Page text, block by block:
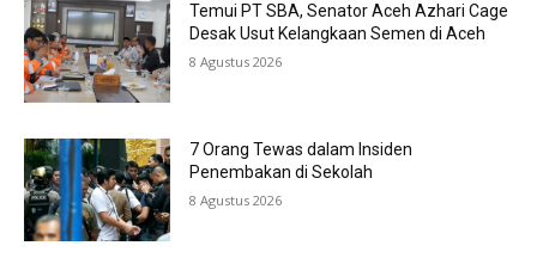
Temui PT SBA, Senator Aceh Azhari Cage
Desak Usut Kelangkaan Semen di Aceh
8 Agustus 2026
7 Orang Tewas dalam Insiden
Penembakan di Sekolah
8 Agustus 2026